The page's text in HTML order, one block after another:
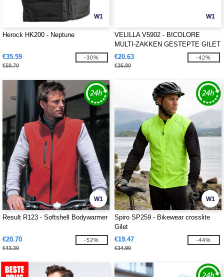
W1
Herock HK200 - Neptune
€35.59
€50.70
-30%
W1
VELILLA V5902 - BICOLORE
MULTI-ZAKKEN GESTEPTE GILET
€20.63
€35.80
-42%
W1
Result R123 - Softshell Bodywarmer
€20.70
€43.30
-52%
W1
Spiro SP259 - Bikewear crosslite
Gilet
€19.47
€34.90
-44%